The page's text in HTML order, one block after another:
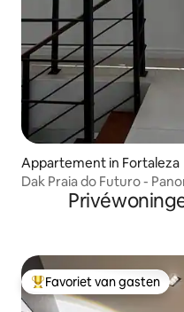
Appartement in Fortaleza
Dak Praia do Futuro -
Topfavoriet van gasten
Favoriet van gasten